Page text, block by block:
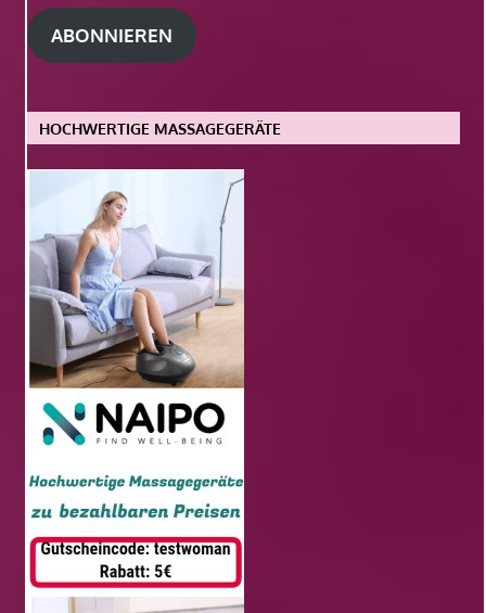
Adresse
ABONNIEREN
HOCHWERTIGE MASSAGEGERÄTE